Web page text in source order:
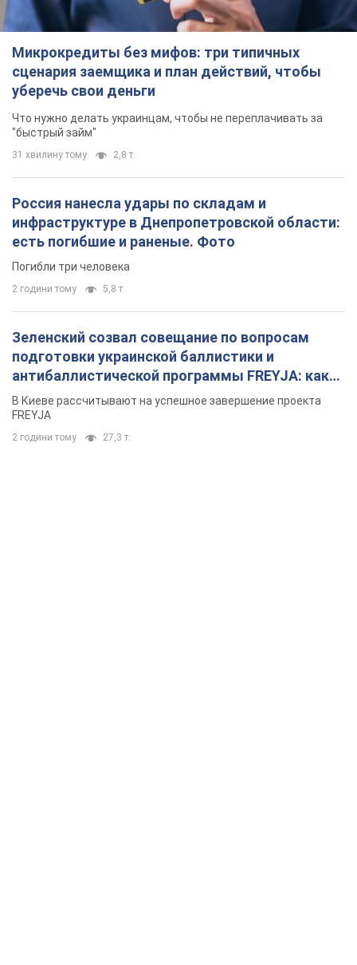
Микрокредиты без мифов: три типичных
сценария заемщика и план действий, чтобы
уберечь свои деньги
Что нужно делать украинцам, чтобы не переплачивать за
"быстрый займ"
31 хвилину тому 2,8 т.
Россия нанесла удары по складам и
инфраструктуре в Днепропетровской области:
есть погибшие и раненые. Фото
Погибли три человека
2 години тому 5,8 т.
Зеленский созвал совещание по вопросам
подготовки украинской баллистики и
антибаллистической программы FREYJA: какие
решения готовятся
В Киеве рассчитывают на успешное завершение проекта
FREYJA
2 години тому 27,3 т.